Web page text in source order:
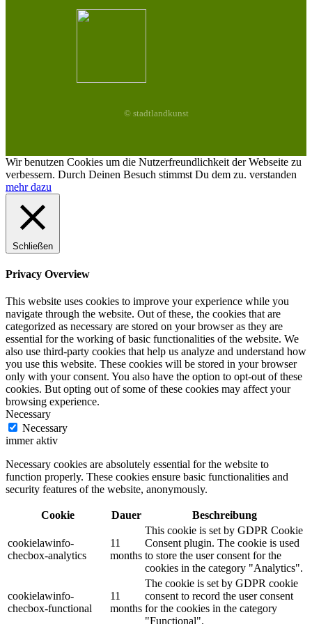
© stadtlandkunst
Wir benutzen Cookies um die Nutzerfreundlichkeit der Webseite zu
verbessern. Durch Deinen Besuch stimmst Du dem zu. verstanden
mehr dazu
Schließen
Privacy Overview
This website uses cookies to improve your experience while you
navigate through the website. Out of these, the cookies that are
categorized as necessary are stored on your browser as they are
essential for the working of basic functionalities of the website. We
also use third-party cookies that help us analyze and understand how
you use this website. These cookies will be stored in your browser
only with your consent. You also have the option to opt-out of these
cookies. But opting out of some of these cookies may affect your
browsing experience.
Necessary
Necessary
immer aktiv
Necessary cookies are absolutely essential for the website to
function properly. These cookies ensure basic functionalities and
security features of the website, anonymously.
Cookie Dauer Beschreibung
cookielawinfo-
checbox-analytics
11
months
This cookie is set by GDPR Cookie
Consent plugin. The cookie is used
to store the user consent for the
cookies in the category "Analytics".
cookielawinfo-
checbox-functional
11
months
The cookie is set by GDPR cookie
consent to record the user consent
for the cookies in the category
"Functional".